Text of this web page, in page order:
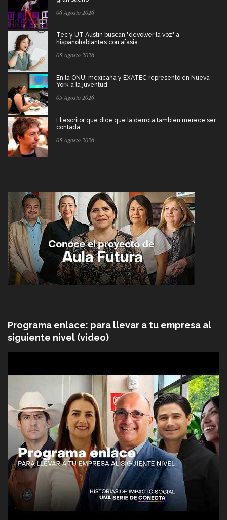
06 Agosto 2026
Tec y UT Austin buscan "devolver la voz" a
hispanohablantes con afasia
05 Agosto 2026
En la ONU: mexicana y EXATEC representó en Nueva
York a la juventud
05 Agosto 2026
El escritor que dice que la derrota también merece ser
contada
05 Agosto 2026
Programa enlace: para llevar a tu empresa al
siguiente nivel (video)